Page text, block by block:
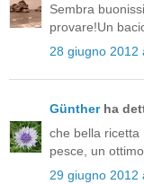
Sembra
provare!Un
28 giugno 2012
Güntherha
che bella ricetta
pesce, un
29 giugno 2012